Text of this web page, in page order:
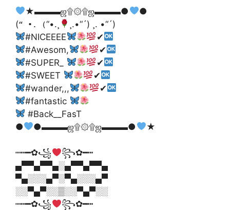
★▬▬▬ஜ۩۞۩ஜ▬▬▬●
●
(“ •. (“•.¸
¸.•“´) ¸. •“´)
#NICEEEE
✔
#Awesom,
✔
#SUPER_
✔
#SWEET
✔
#wander,,,
✔
#fantastic
#Back__FasT
●
●▬▬▬ஜ۩۞۩ஜ▬▬▬● ★
┉┅━✿꧁
꧂✿━┅
▄▀▀▄▀▀▄░▄▀▀▄▀▀▄
▀▄░░░▄▀░▀▄░░░▄▀
░░▀▄▀░░▒░░▀▄▀░░
┉┅━✿꧁
꧂✿━┅